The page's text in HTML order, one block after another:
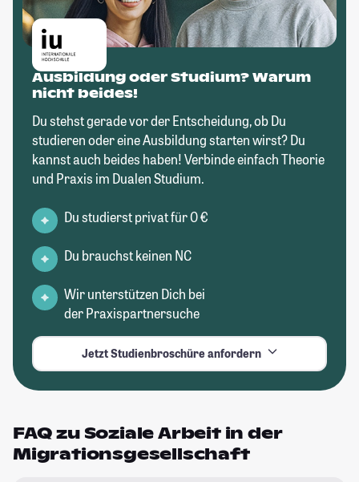
Ausbildung oder Studium? Warum
nicht beides!
Du stehst gerade vor der Entscheidung, ob Du
studieren oder eine Ausbildung starten wirst? Du
kannst auch beides haben! Verbinde einfach Theorie
und Praxis im Dualen Studium.
Du studierst privat für 0 €
Du brauchst keinen NC
Wir unterstützen Dich bei
der Praxispartnersuche
Jetzt Studienbroschüre anfordern
FAQ zu Soziale Arbeit in der
Migrationsgesellschaft